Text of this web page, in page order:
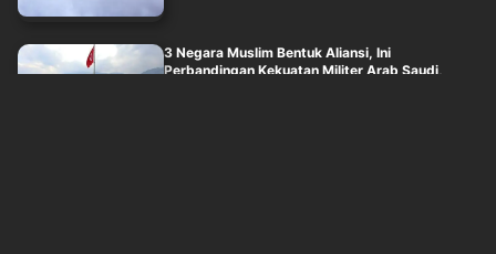
3 Negara Muslim Bentuk Aliansi, Ini
Perbandingan Kekuatan Militer Arab Saudi,